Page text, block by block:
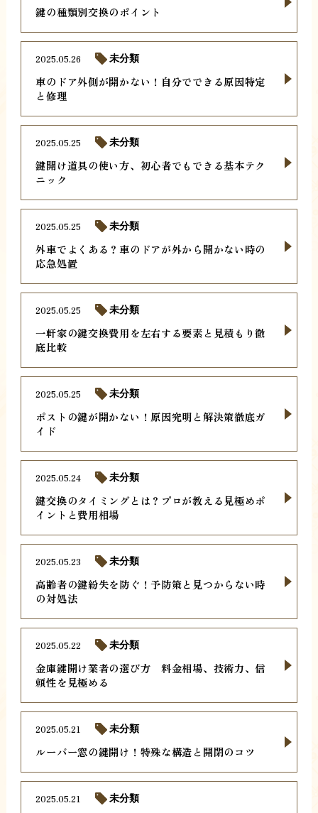
鍵の種類別交換のポイント
車のドア外側が開かない！自分でできる原因特定
と修理
2025.05.26 未分類
鍵開け道具の使い方、初心者でもできる基本テク
ニック
2025.05.25 未分類
外車でよくある？車のドアが外から開かない時の
応急処置
2025.05.25 未分類
一軒家の鍵交換費用を左右する要素と見積もり徹
底比較
2025.05.25 未分類
ポストの鍵が開かない！原因究明と解決策徹底ガ
イド
2025.05.25 未分類
鍵交換のタイミングとは？プロが教える見極めポ
イントと費用相場
2025.05.24 未分類
高齢者の鍵紛失を防ぐ！予防策と見つからない時
の対処法
2025.05.23 未分類
金庫鍵開け業者の選び方 料金相場、技術力、信
頼性を見極める
2025.05.22 未分類
ルーバー窓の鍵開け！特殊な構造と開閉のコツ
2025.05.21 未分類
2025.05.21 未分類